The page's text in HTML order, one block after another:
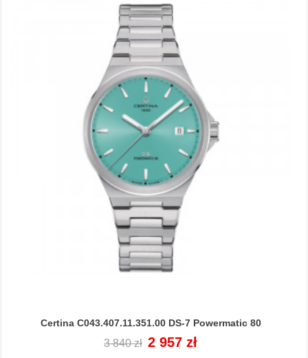
Certina C043.407.11.351.00 DS-7 Powermatic 80
Cena
3 840 zł Cena
2 957 zł